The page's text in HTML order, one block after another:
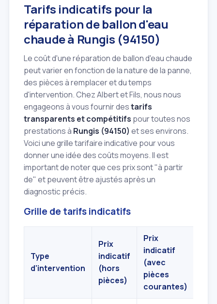
Tarifs indicatifs pour la
réparation de ballon d'eau
chaude à Rungis (94150)
Le coût d'une réparation de ballon d'eau chaude
peut varier en fonction de la nature de la panne,
des pièces à remplacer et du temps
d'intervention. Chez Albert et Fils, nous nous
engageons à vous fournir destarifs
transparents et compétitifs pour toutes nos
prestations à Rungis (94150) et ses environs.
Voici une grille tarifaire indicative pour vous
donner une idée des coûts moyens. Il est
important de noter que ces prix sont "à partir
de" et peuvent être ajustés après un
diagnostic précis.
Grille de tarifs indicatifs
Type
d'intervention
Prix
indicatif
(hors
pièces)
Prix
indicatif
(avec
pièces
courantes)